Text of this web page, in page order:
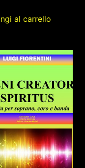
al carrello